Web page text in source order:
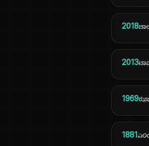
2018
2013
1969
1881